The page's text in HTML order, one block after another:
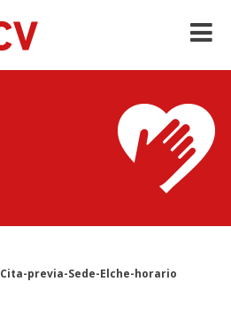
Cita-previa-Sede-Elche-horario